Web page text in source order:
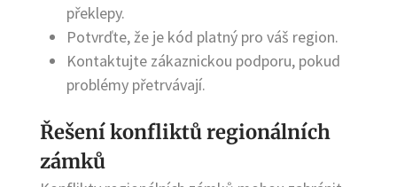
překlepy.
Potvrďte, že je kód platný pro váš region.
Kontaktujte zákaznickou podporu, pokud
problémy přetrvávají.
Řešení konfliktů regionálních
zámků